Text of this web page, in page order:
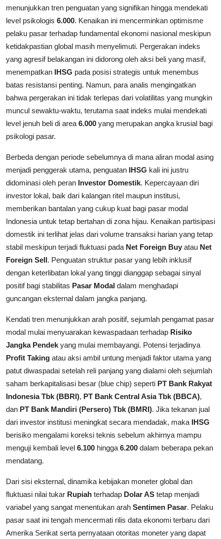
menunjukkan tren penguatan yang signifikan hingga mendekati
level psikologis 6.000. Kenaikan ini mencerminkan optimisme
pelaku pasar terhadap fundamental ekonomi nasional meskipun
ketidakpastian global masih menyelimuti. Pergerakan indeks
yang agresif belakangan ini didorong oleh aksi beli yang masif,
menempatkan IHSG pada posisi strategis untuk menembus
batas resistansi penting. Namun, para analis mengingatkan
bahwa pergerakan ini tidak terlepas dari volatilitas yang mungkin
muncul sewaktu-waktu, terutama saat indeks mulai mendekati
level jenuh beli di area 6.000 yang merupakan angka krusial bagi
psikologi pasar.
Berbeda dengan periode sebelumnya di mana aliran modal asing
menjadi penggerak utama, penguatan IHSG kali ini justru
didominasi oleh peran Investor Domestik. Kepercayaan diri
investor lokal, baik dari kalangan ritel maupun institusi,
memberikan bantalan yang cukup kuat bagi pasar modal
Indonesia untuk tetap bertahan di zona hijau. Kenaikan partisipasi
domestik ini terlihat jelas dari volume transaksi harian yang tetap
stabil meskipun terjadi fluktuasi pada Net Foreign Buy atau Net
Foreign Sell. Penguatan struktur pasar yang lebih inklusif
dengan keterlibatan lokal yang tinggi dianggap sebagai sinyal
positif bagi stabilitas Pasar Modal dalam menghadapi
guncangan eksternal dalam jangka panjang.
Kendati tren menunjukkan arah positif, sejumlah pengamat pasar
modal mulai menyuarakan kewaspadaan terhadap Risiko
Jangka Pendek yang mulai membayangi. Potensi terjadinya
Profit Taking atau aksi ambil untung menjadi faktor utama yang
patut diwaspadai setelah reli panjang yang dialami oleh sejumlah
saham berkapitalisasi besar (blue chip) seperti PT Bank Rakyat
Indonesia Tbk (BBRI), PT Bank Central Asia Tbk (BBCA),
dan PT Bank Mandiri (Persero) Tbk (BMRI). Jika tekanan jual
dari investor institusi meningkat secara mendadak, maka IHSG
berisiko mengalami koreksi teknis sebelum akhirnya mampu
menguji kembali level 6.100 hingga 6.200 dalam beberapa pekan
mendatang.
Dari sisi eksternal, dinamika kebijakan moneter global dan
fluktuasi nilai tukar Rupiah terhadap Dolar AS tetap menjadi
variabel yang sangat menentukan arah Sentimen Pasar. Pelaku
pasar saat ini tengah mencermati rilis data ekonomi terbaru dari
Amerika Serikat serta pernyataan otoritas moneter yang dapat